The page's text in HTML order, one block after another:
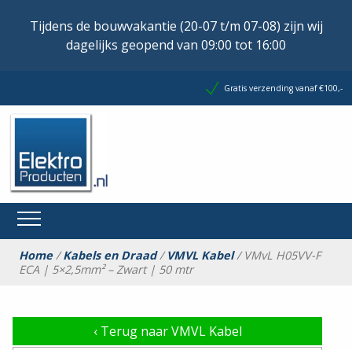
Tijdens de bouwvakantie (20-07 t/m 07-08) zijn wij
dagelijks geopend van 09:00 tot 16:00
Gratis verzending vanaf €100,-
Home/Kabels en Draad/VMVL Kabel/ VMvL H05VV-F
ECA | 5×2,5mm² – Zwart | 50 mtr
‹Terug naar VMVL Kabel